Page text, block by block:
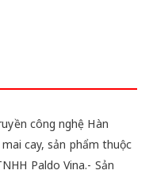
công nghệ Hàn
cay, sản phẩm thuộc
Paldo Vina.- Sản